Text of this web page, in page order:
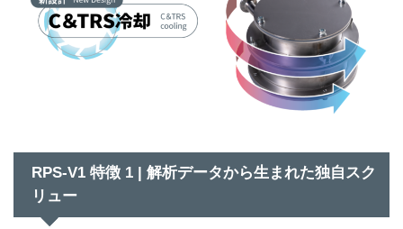
RPS-V1 特徴 1 | 解析データから生まれた独自スク
リュー